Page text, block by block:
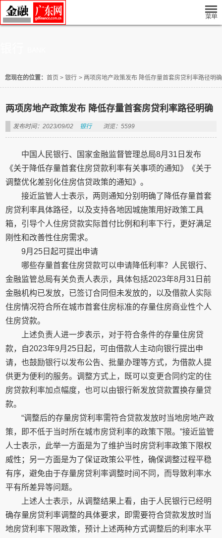
您现在的位置： 首页 > 银行 > 两项房地产政策发布 降低存量首套房贷利率路径明确
两项房地产政策发布 降低存量首套房贷利率路径明确
发布时间：2023/09/02 银行 浏览：5599
中国人民银行、国家金融监督管理总局8月31日发布
《关于降低存量首套住房贷款利率有关事项的通知》《关于
调整优化差别化住房信贷政策的通知》。
接近监管人士表示，两则通知分别明确了降低存量首套
房贷利率具体路径，以及支持各地因城施策用好政策工具
箱，引导个人住房贷款实际首付比例和利率下行，更好满足
刚性和改善性住房需求。
9月25日起可提出申请
哪些存量首套住房贷款可以申请降低利率？人民银行、
金融监管总局有关负责人表示，具体包括2023年8月31日前
金融机构已发放，已签订合同但未发放的，以及借款人实际
住房情况符合所在城市首套住房标准的存量住房商业性个人
住房贷款。
上述负责人进一步表示，对于符合条件的存量住房贷
款，自2023年9月25日起，可由借款人主动向银行提出申
请，也鼓励银行以发布公告、批量办理等方式，为借款人提
供更为便利的服务。调整方式上，既可以变更合同约定的住
房贷款利率加点幅度，也可以由银行新发放贷款置换存量贷
款。
“调整后的存量房贷利率需符合贷款发放时当地房地产政
策，即不低于当时所在城市房贷利率的政策下限。”接近监管
人士表示，此举一方面是为了维护当时房贷利率政策下限权
威性；另一方面是为了保证政策公平性，确保调整过程平稳
有序，避免由于存量房贷利率调整时间不同，而导致利率水
平有所差异等问题。
上述人士表示，从调整结果上看，由于人民银行已经明
确存量房贷利率调整的具体要求，即需要符合贷款发放时当
地房贷利率下限政策，预计上述两种方式调整后的利率水平